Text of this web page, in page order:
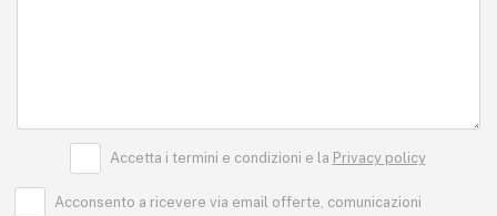
Accetta i termini e condizioni e la Privacy policy
Acconsento a ricevere via email offerte, comunicazioni